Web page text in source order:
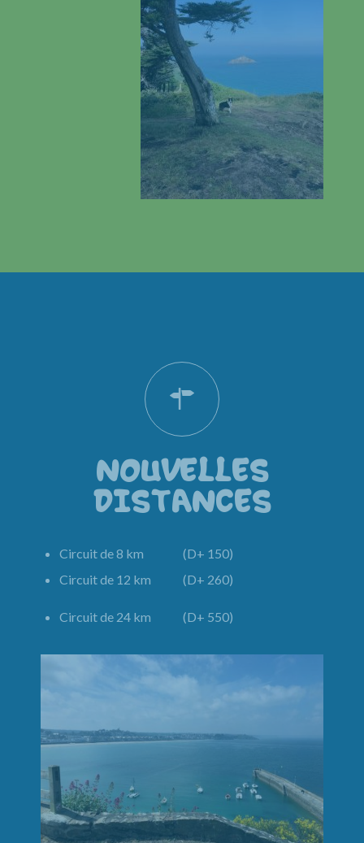
NOUVELLES
DISTANCES
Circuit de 8 km (D+ 150)
Circuit de 12 km (D+ 260)
Circuit de 24 km (D+ 550)